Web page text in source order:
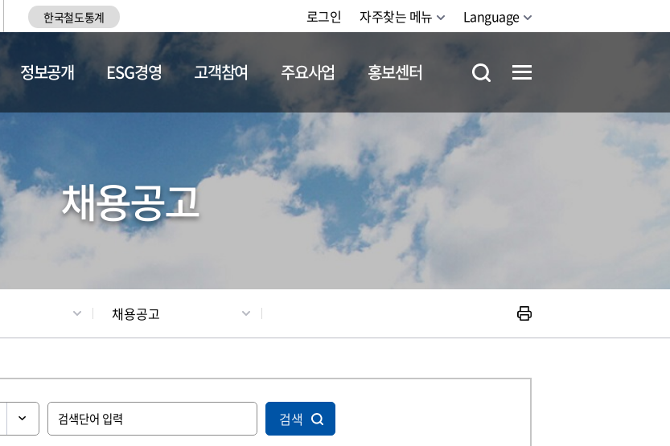
한국철도통계 로그인 자주찾는 메뉴 Language
채용정보
정보공개 ESG경영 고객참여 주요사업 홍보센터
채용공고
채용공고
검색